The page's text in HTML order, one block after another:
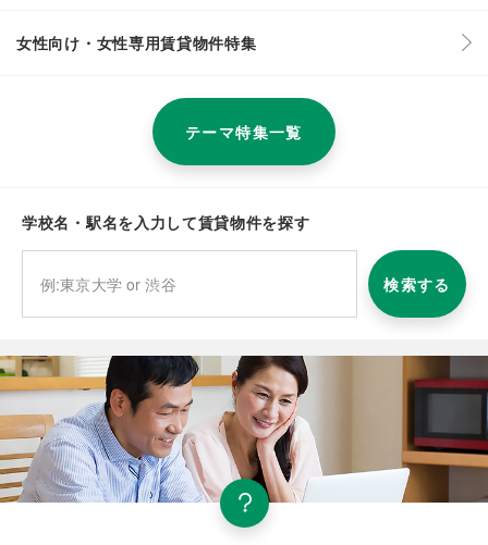
女性向け・女性専用賃貸物件特集
テーマ特集一覧
学校名・駅名を入力して賃貸物件を探す
検索する